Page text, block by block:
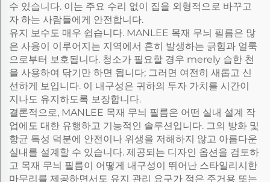
수 있습니다. 이는 주요 수리 없이 집을 외형적으로 바꾸고
자 하는 사람들에게 안전합니다.
유지 보수도 매우 쉽습니다. MANLEE 목재 무늬 필름은 많
은 사용이 이루어지는 지역에서 흔히 발생하는 긁힘과 얼룩
으로부터 보호됩니다. 청소가 필요할 경우 merely 습한 천
을 사용하여 닦기만 하면 됩니다; 그러면 여전히 새롭고 신
선하게 보입니다. 이 내구성은 귀하의 투자 가치를 시간이
지나도 유지하도록 보장합니다.
결론적으로, MANLEE 목재 무늬 필름은 어떤 실내 설계 작
업에도 대한 유행하고 기능적인 솔루션입니다. 그의 방화 및
항균 특성 덕분에 안전이나 위생을 저해하지 않고 아름다운
실내를 설계할 수 있습니다. 제공되는 디자인 옵션을 검토하
고 목재 무늬 필름이 어떻게 내구성이 뛰어난 스타일리시한
마무리를 제공하면서도 유지 관리 요구가 적은 주거용 또는